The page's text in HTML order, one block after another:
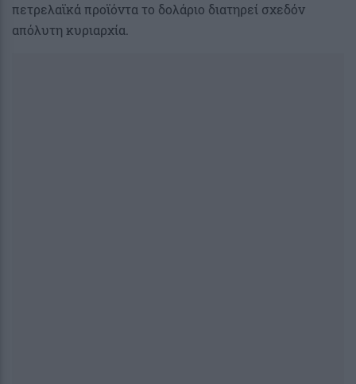
πετρελαϊκά προϊόντα το δολάριο διατηρεί σχεδόν
απόλυτη κυριαρχία.